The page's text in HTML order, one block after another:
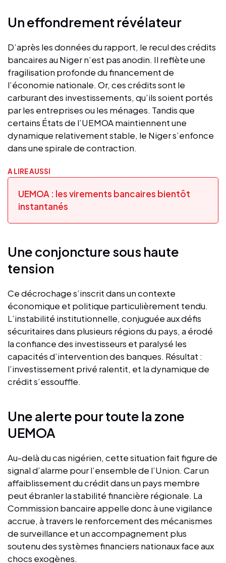
Un effondrement révélateur
D’après les données du rapport, le recul des crédits
bancaires au Niger n’est pas anodin. Il reflète une
fragilisation profonde du financement de
l’économie nationale. Or, ces crédits sont le
carburant des investissements, qu’ils soient portés
par les entreprises ou les ménages. Tandis que
certains États de l’UEMOA maintiennent une
dynamique relativement stable, le Niger s’enfonce
dans une spirale de contraction.
A LIRE AUSSI
UEMOA : les virements bancaires bientôt
instantanés
Une conjoncture sous haute
tension
Ce décrochage s’inscrit dans un contexte
économique et politique particulièrement tendu.
L’instabilité institutionnelle, conjuguée aux défis
sécuritaires dans plusieurs régions du pays, a érodé
la confiance des investisseurs et paralysé les
capacités d’intervention des banques. Résultat :
l’investissement privé ralentit, et la dynamique de
crédit s’essouffle.
Une alerte pour toute la zone
UEMOA
Au-delà du cas nigérien, cette situation fait figure de
signal d’alarme pour l’ensemble de l’Union. Car un
affaiblissement du crédit dans un pays membre
peut ébranler la stabilité financière régionale. La
Commission bancaire appelle donc à une vigilance
accrue, à travers le renforcement des mécanismes
de surveillance et un accompagnement plus
soutenu des systèmes financiers nationaux face aux
chocs exogènes.